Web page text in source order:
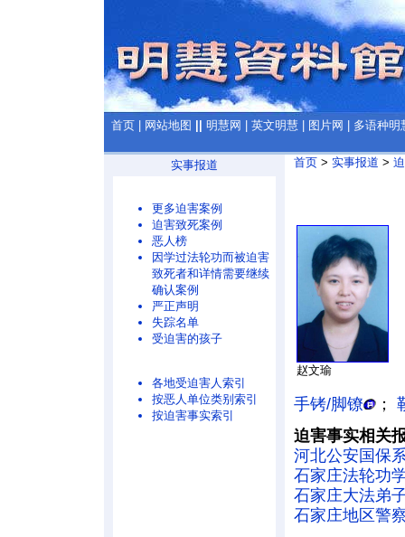
首页 网站地图 明慧网 英文明慧 图片网 多语种明
实事报道
更多迫害案例
迫害致死案例
恶人榜
因学过法轮功而被迫害
致死者和详情需要继续
确认案例
严正声明
失踪名单
受迫害的孩子
各地受迫害人索引
按恶人单位类别索引
按迫害事实索引
首页 > 实事报道 >
赵文瑜
手铐/脚镣 ；
迫害事实相关
河北公安国保
石家庄法轮功
石家庄大法弟
石家庄地区警